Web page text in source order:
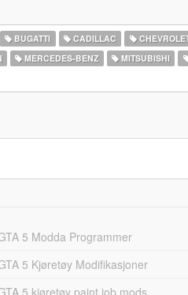
BUGATTI CADILLAC
MERCEDES-BENZ MITSUBISHI
5 Modda Programmer
5 Kjøretøy Modifikasjoner
5 kjøretøy paint job mods